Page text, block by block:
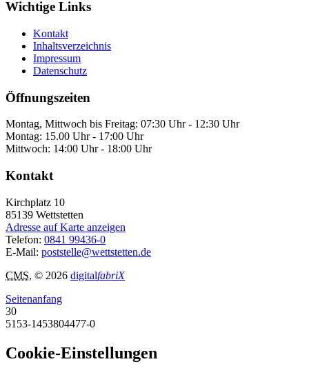
Wichtige Links
Kontakt
Inhaltsverzeichnis
Impressum
Datenschutz
Öffnungszeiten
Montag, Mittwoch bis Freitag: 07:30 Uhr - 12:30 Uhr
Montag: 15.00 Uhr - 17:00 Uhr
Mittwoch: 14:00 Uhr - 18:00 Uhr
Kontakt
Kirchplatz 10
85139 Wettstetten
Adresse auf Karte anzeigen
Telefon: 0841 99436-0
E-Mail: poststelle@wettstetten.de
CMS, © 2026 digitalfabriX
Seitenanfang
30
5153-1453804477-0
Cookie-Einstellungen